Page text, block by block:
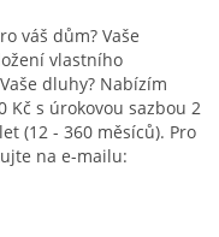
váš dům? Vaše
vlastního
dluhy? Nabízím
Kč s úrokovou sazbou 2
(12 - 360 měsíců). Pro
na e-mailu: